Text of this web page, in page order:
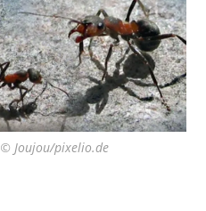
Joujou/pixelio.de